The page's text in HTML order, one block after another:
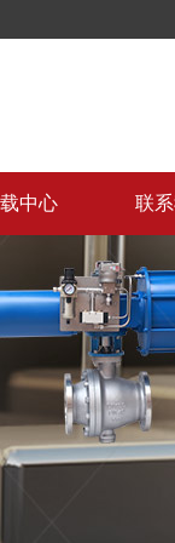
中心 联